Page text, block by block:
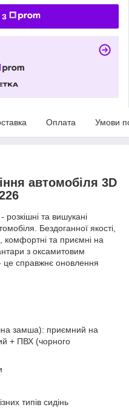
Оплата Умови
автомобіля 3D
та вишукані
Бездоганної якості,
комфортні та приємні на
з оксамитовим
справжнє оновлення
замша): приємний на
+ ПВХ (чорного
типів сидінь